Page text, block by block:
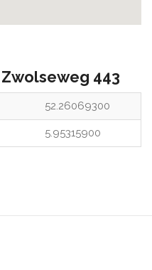
Zwolseweg 443
52.26069300
5.95315900